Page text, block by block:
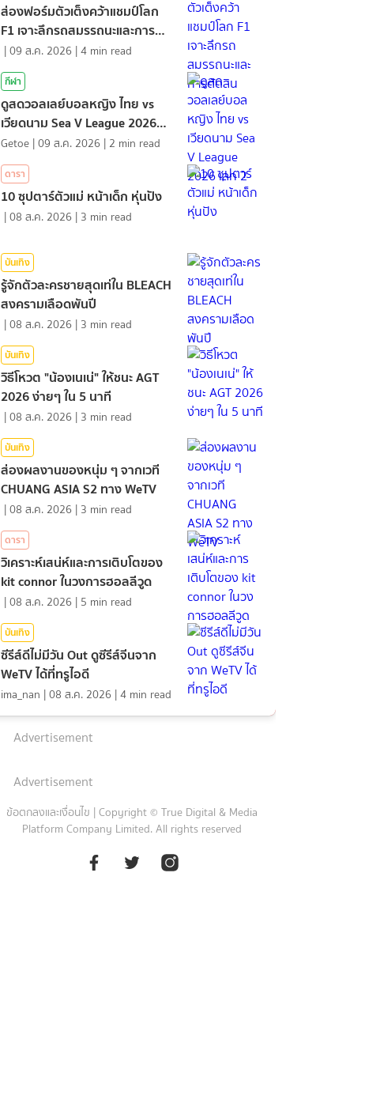
ส่องฟอร์มตัวเต็งคว้าแชมป์โลก
F1 เจาะลึกรถสมรรถนะและการ
ตัดสิน
|09 ส.ค. 2026 |4 min read
กีฬา
ดูสดวอลเลย์บอลหญิง ไทย vs
เวียดนาม Sea V League 2026
เลก 2
Getoe |09 ส.ค. 2026 | 2 min read
ดารา
10 ซุปตาร์ตัวแม่ หน้าเด็ก หุ่นปัง
|08 ส.ค. 2026 | 3 min read
บันเทิง
รู้จักตัวละครชายสุดเท่ใน BLEACH
สงครามเลือดพันปี
|08 ส.ค. 2026 | 3 min read
บันเทิง
วิธีโหวต "น้องเนเน่" ให้ชนะ AGT
2026 ง่ายๆ ใน 5 นาที
|08 ส.ค. 2026 | 3 min read
บันเทิง
ส่องผลงานของหนุ่ม ๆ จากเวที
CHUANG ASIA S2 ทาง WeTV
|08 ส.ค. 2026 | 3 min read
ดารา
วิเคราะห์เสน่ห์และการเติบโตของ
kit connor ในวงการฮอลลีวูด
|08 ส.ค. 2026 | 5 min read
บันเทิง
ซีรีส์ดีไม่มีวัน Out ดูซีรีส์จีนจาก
WeTV ได้ที่ทรูไอดี
ima_nan |08 ส.ค. 2026 |4 min read
Advertisement
Advertisement
ข้อตกลงและเงื่อนไข | Copyright © True Digital & Media
Platform Company Limited. All rights reserved